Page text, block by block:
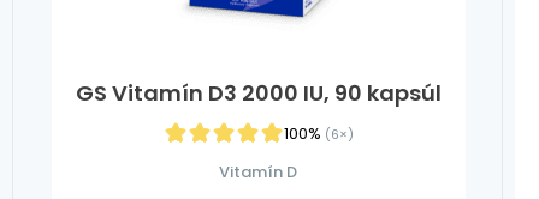
GS Vitamín D3 2000 IU, 90 kapsúl
100% (6×)
Vitamín D